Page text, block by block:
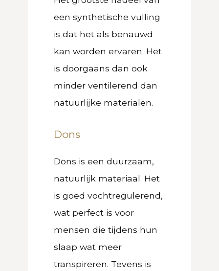
een synthetische vulling
is dat het als benauwd
kan worden ervaren. Het
is doorgaans dan ook
minder ventilerend dan
natuurlijke materialen.
Dons
Dons is een duurzaam,
natuurlijk materiaal. Het
is goed vochtregulerend,
wat perfect is voor
mensen die tijdens hun
slaap wat meer
transpireren. Tevens is